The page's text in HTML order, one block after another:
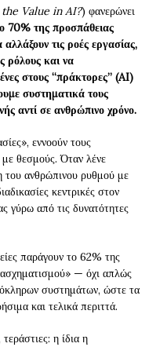
the Value in AI?) φανερώνει
70% της προσπάθειας
τις ροές εργασίας,
ρόλους και να
στους “πράκτορες” (AI)
συστηματικά τους
αντί σε ανθρώπινο χρόνο.
εννοούν τους
θεσμούς. Όταν λένε
του ανθρώπινου ρυθμού με
κεντρικές στον
γύρω από τις δυνατότητες
παράγουν το 62% της
— όχι απλώς
συστημάτων, ώστε τα
και τελικά περιττά.
η ίδια η